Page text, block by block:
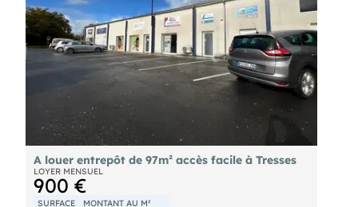
A louer entrepôt de 97m² accès facile à Tresses
LOYER MENSUEL
900 €
SURFACE MONTANT AU M²